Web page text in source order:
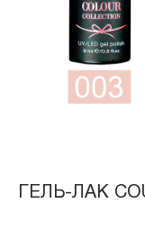
ГЕЛЬ-ЛАК